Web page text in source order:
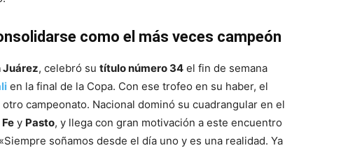
como el más veces campeón
Juárez, celebró su título número 34 el fin de semana
en la final de la Copa. Con ese trofeo en su haber, el
campeonato. Nacional dominó su cuadrangular en el
y Pasto, y llega con gran motivación a este encuentro
soñamos desde el día uno y es una realidad. Ya